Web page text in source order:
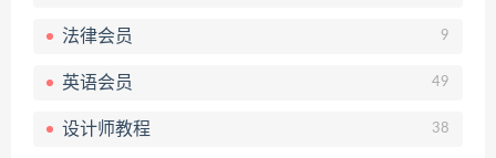
法律会员 9
英语会员 49
设计师教程 38